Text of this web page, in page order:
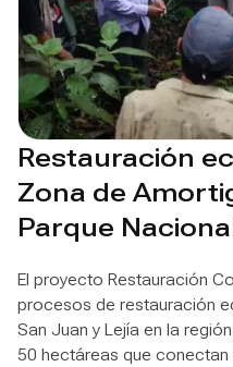
Restauración
Zona de
Parque
El proyecto Restauración
procesos de restauración
San Juan y Lejía en la
50 hectáreas que